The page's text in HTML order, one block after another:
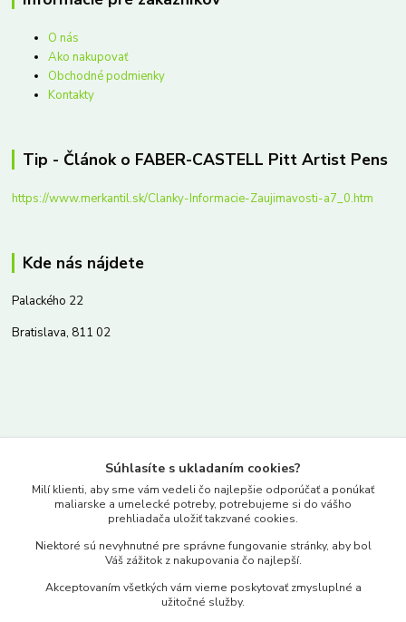
O nás
Ako nakupovať
Obchodné podmienky
Kontakty
Tip - Článok o FABER-CASTELL Pitt Artist Pens
https://www.merkantil.sk/Clanky-Informacie-Zaujimavosti-a7_0.htm
Kde nás nájdete
Palackého 22
Bratislava, 811 02
www.merkantil.sk
Pondelok-Piatok: 9.00-17.00hod.
objednavky@merkantil-obchod.sk
Súhlasíte s ukladaním cookies?
Milí klienti, aby sme vám vedeli čo najlepšie odporúčať a ponúkať
maliarske a umelecké potreby, potrebujeme si do vášho
prehliadača uložiť takzvané cookies.
Niektoré sú nevyhnutné pre správne fungovanie stránky, aby bol
Váš zážitok z nakupovania čo najlepší.
Akceptovaním všetkých vám vieme poskytovať zmysluplné a
užitočné služby.